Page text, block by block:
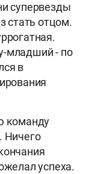
супервезды
стать отцом.
младший - по
в
команду
. Ничего
успеха.